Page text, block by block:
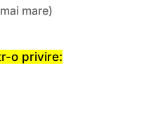
mare)
o privire: